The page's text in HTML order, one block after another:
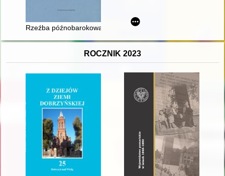
Rzeźba późnobarokowa w przestrzeni publicznej w
ROCZNIK 2023